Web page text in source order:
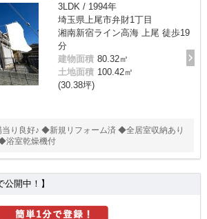
3LDK / 1994年
埼玉県上尾市弁財1丁目
湘南新宿ライン高海 上尾 徒歩19
分
建物面積 80.32㎡
土地面積 100.42㎡
(30.38坪)
り良好♪ ◆新規リフォーム済 ◆全居室収納あり
浴室乾燥機付
公開中！】